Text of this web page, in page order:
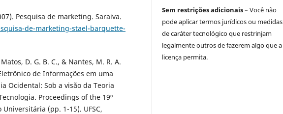
Pesquisa de marketing. Saraiva.
de-marketing-stael-barquette-
D. G. B. C., & Nantes, M. R. A.
de Informações em uma
Ocidental: Sob a visão da Teoria
Proceedings of the 19º
(pp. 1-15). UFSC,
Sem restrições adicionais– Você não
pode aplicar termos jurídicos ou medidas
de caráter tecnológico que restrinjam
legalmente outros de fazerem algo que a
licença permita.